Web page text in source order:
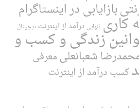
بازایابی در اینستاگرام
کاری تنهایی درآمد از اینترنت دیجیتال
زندگی و کسب و
شعبانعلیمعرفی
کسب درآمد از اینترنت